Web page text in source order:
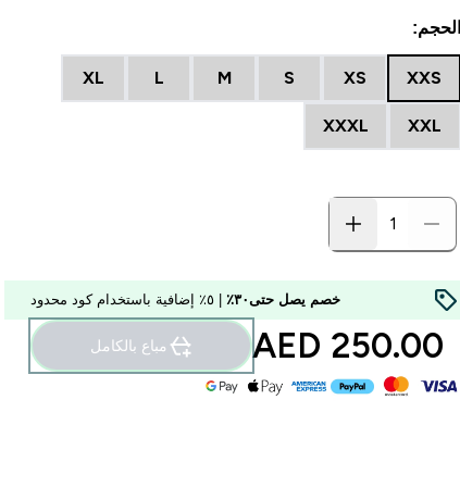
الحجم:
XXS
XS
S
M
L
XL
XXL
XXXL
خصم يصل حتى٣٠٪
250.00 AED‎ مباع بالكامل